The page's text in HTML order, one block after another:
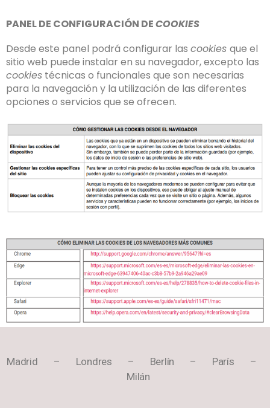
PANEL DE CONFIGURACIÓN DECOOKIES
Desde este panel podrá configurar las cookies que el
sitio web puede instalar en su navegador, excepto las
cookies técnicas o funcionales que son necesarias
para la navegación y la utilización de las diferentes
opciones o servicios que se ofrecen.
Madrid – Londres – Berlín – París –
Milán